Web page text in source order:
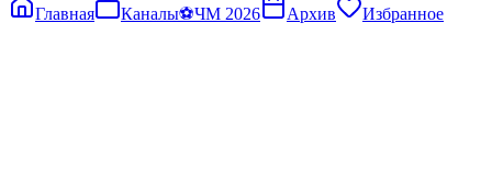
Главная
Каналы⚽ЧМ 2026 Архив Избранное